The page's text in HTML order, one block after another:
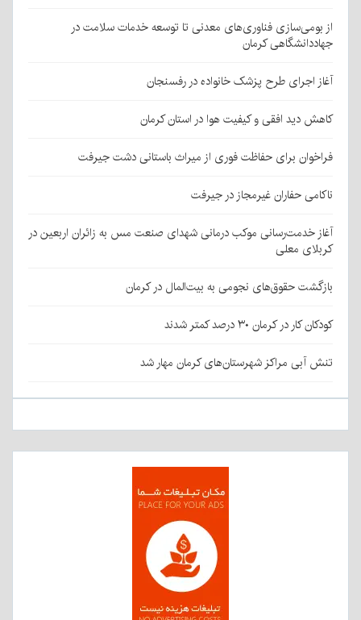
از بومی‌سازی فناوری‌های معدنی تا توسعه خدمات سلامت در
جهاددانشگاهی کرمان
آغاز اجرای طرح پزشک خانواده در رفسنجان
کاهش دید افقی و کیفیت هوا در استان کرمان
فراخوان برای حفاظت فوری از میراث باستانی دشت جیرفت
ناکامی حفاران غیرمجاز در جیرفت
آغاز خدمت‌رسانی موکب درمانی شهدای صنعت مس به زائران اربعین در
کربلای معلی
بازگشت حقوق‌های نجومی به بیت‌المال در کرمان
کودکان کار در کرمان ۳۰ درصد کمتر شدند
تنش آبی مراکز شهرستان‌های کرمان مهار شد